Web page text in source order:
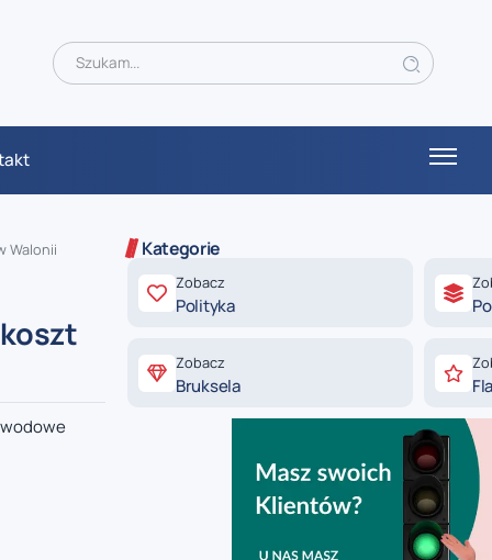
Walonii Kategorie
Zobacz
Polityka
Zobacz
Bruksela